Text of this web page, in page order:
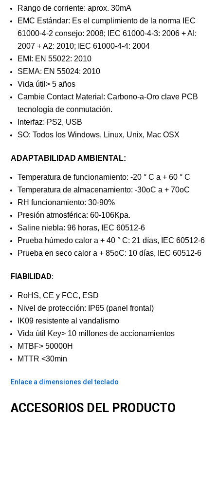
Rango de corriente: aprox. 30mA
EMC Estándar: Es el cumplimiento de la norma IEC
61000-4-2 consejo: 2008; IEC 61000-4-3: 2006 + AI:
2007 + A2: 2010; IEC 61000-4-4: 2004
EMI: EN 55022: 2010
SEMA: EN 55024: 2010
Vida útil> 5 años
Cambie Contact Material: Carbono-a-Oro clave PCB
tecnología de conmutación.
Interfaz: PS2, USB
SO: Todos los Windows, Linux, Unix, Mac OSX
ADAPTABILIDAD AMBIENTAL:
Temperatura de funcionamiento: -20 ° C a + 60 ° C
Temperatura de almacenamiento: -30oC a + 70oC
RH funcionamiento: 30-90%
Presión atmosférica: 60-106Kpa.
Saline niebla: 96 horas, IEC 60512-6
Prueba húmedo calor a + 40 ° C: 21 días, IEC 60512-6
Prueba en seco calor a + 85oC: 10 días, IEC 60512-6
FIABILIDAD:
RoHS, CE y FCC, ESD
Nivel de protección: IP65 (panel frontal)
IK09 resistente al vandalismo
Vida útil Key> 10 millones de accionamientos
MTBF> 50000H
MTTR <30min
Enlace a dimensiones del teclado
ACCESORIOS DEL PRODUCTO